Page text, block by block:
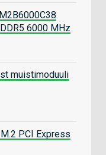
6000 MHz
muistimoduuli
PCI Express